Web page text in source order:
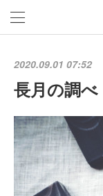
2020.09.01 07:52
長月の調べ